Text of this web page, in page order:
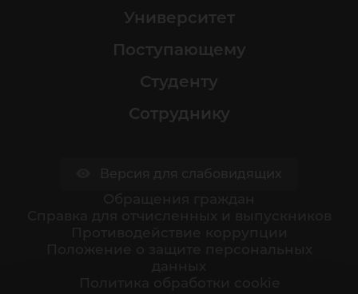
Университет
Поступающему
Студенту
Сотруднику